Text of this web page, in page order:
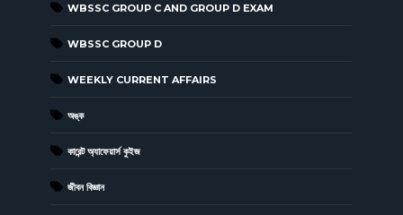
WBSSC GROUP C AND GROUP D EXAM
WBSSC GROUP D
WEEKLY CURRENT AFFAIRS
অঙ্ক
কারেন্ট অ্যাফেয়ার্স কুইজ
জীবন বিজ্ঞান